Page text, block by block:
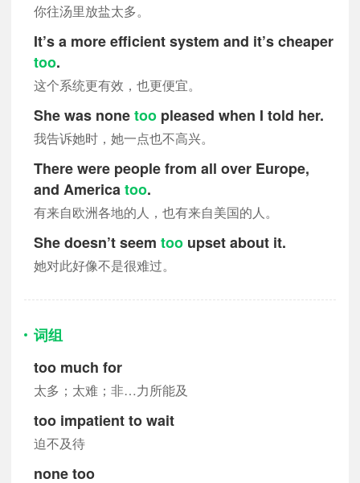
你往汤里放盐太多。
It’s a more efficient system and it’s cheaper
too.
这个系统更有效，也更便宜。
She was nonetoo pleased when I told her.
我告诉她时，她一点也不高兴。
There were people from all over Europe,
and Americatoo.
有来自欧洲各地的人，也有来自美国的人。
She doesn’t seem too upset about it.
她对此好像不是很难过。
词组
too much for
太多；太难；非…力所能及
too impatient to wait
迫不及待
none too